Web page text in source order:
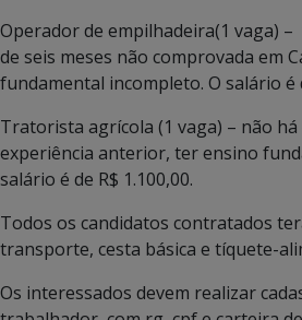
Operador de empilhadeira(1 vaga)
de seis meses não comprovada em
fundamental incompleto. O salário é
Tratorista agrícola (1 vaga) – não há
experiência anterior, ter ensino
salário é de R$ 1.100,00.
Todos os candidatos contratados
transporte, cesta básica e tíquete-
Os interessados devem realizar